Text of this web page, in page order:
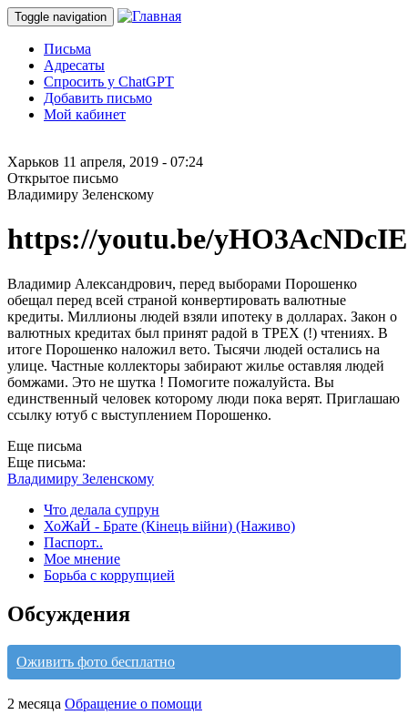
Toggle navigation
Письма
Адресаты
Спросить у ChatGPT
Добавить письмо
Мой кабинет
Харьков 11 апреля, 2019 - 07:24
Открытое письмо
Владимиру Зеленскому
https://youtu.be/yHO3AcNDcIE
Владимир Александрович, перед выборами Порошенко
обещал перед всей страной конвертировать валютные
кредиты. Миллионы людей взяли ипотеку в долларах. Закон о
валютных кредитах был принят радой в ТРЕХ (!) чтениях. В
итоге Порошенко наложил вето. Тысячи людей остались на
улице. Частные коллекторы забирают жилье оставляя людей
бомжами. Это не шутка ! Помогите пожалуйста. Вы
единственный человек которому люди пока верят. Приглашаю
ссылку ютуб с выступлением Порошенко.
Еще письма
Еще письма:
Владимиру Зеленскому
Что делала супрун
ХоЖаЙ - Брате (Кінець війни) (Наживо)
Паспорт..
Мое мнение
Борьба с коррупцией
Обсуждения
Оживить фото бесплатно
2 месяца Обращение о помощи